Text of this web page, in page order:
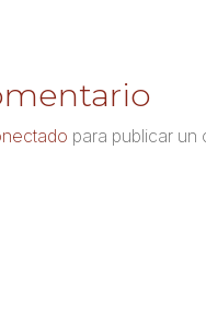
para publicar un